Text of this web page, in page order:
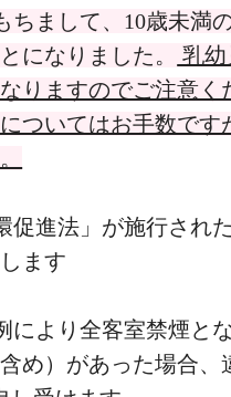
ちまして、10歳未満
になりました。
乳幼
りますのでご注意く
ついてはお手数です
促進法」が施行され
ます
により全客室禁煙と
め）があった場合、